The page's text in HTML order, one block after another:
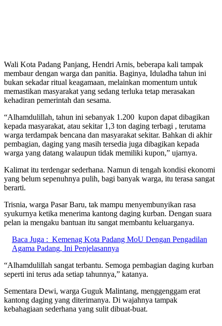
Wali Kota Padang Panjang, Hendri Arnis, beberapa kali tampak
membaur dengan warga dan panitia. Baginya, Iduladha tahun ini
bukan sekadar ritual keagamaan, melainkan momentum untuk
memastikan masyarakat yang sedang terluka tetap merasakan
kehadiran pemerintah dan sesama.
“Alhamdulillah, tahun ini sebanyak 1.200 kupon dapat dibagikan
kepada masyarakat, atau sekitar 1,3 ton daging terbagi , terutama
warga terdampak bencana dan masyarakat sekitar. Bahkan di akhir
pembagian, daging yang masih tersedia juga dibagikan kepada
warga yang datang walaupun tidak memiliki kupon,” ujarnya.
Kalimat itu terdengar sederhana. Namun di tengah kondisi ekonomi
yang belum sepenuhnya pulih, bagi banyak warga, itu terasa sangat
berarti.
Trisnia, warga Pasar Baru, tak mampu menyembunyikan rasa
syukurnya ketika menerima kantong daging kurban. Dengan suara
pelan ia mengaku bantuan itu sangat membantu keluarganya.
Baca Juga : Kemenag Kota Padang MoU Dengan Pengadilan
Agama Padang, Ini Penjelasannya
“Alhamdulillah sangat terbantu. Semoga pembagian daging kurban
seperti ini terus ada setiap tahunnya,” katanya.
Sementara Dewi, warga Guguk Malintang, menggenggam erat
kantong daging yang diterimanya. Di wajahnya tampak
kebahagiaan sederhana yang sulit dibuat-buat.